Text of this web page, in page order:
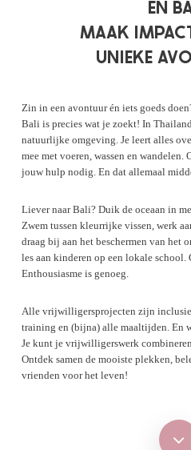
EN
MAAK
UNIEKE
Zin in een avontuur én iets goeds
Bali is precies wat je zoekt! In
natuurlijke omgeving. Je leert alles
mee met voeren, wassen en wandelen.
jouw hulp nodig. En dat allemaal
Liever naar Bali? Duik de oceaan in
Zwem tussen kleurrijke vissen, werk
draag bij aan het beschermen van het
les aan kinderen op een lokale school.
Enthousiasme is genoeg.
Alle vrijwilligersprojecten zijn
training en (bijna) alle maaltijden. En
Je kunt je vrijwilligerswerk
Ontdek samen de mooiste plekken,
vrienden voor het leven!